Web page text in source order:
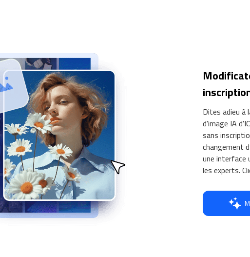
Dites adieu à
d'image IA
sans
changement
une interface
les experts.